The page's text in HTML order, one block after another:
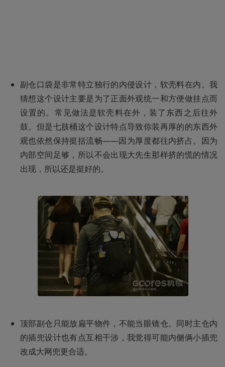
副仓口袋是非常特立独行的内侵设计，软壳料在内。我
猜想这个设计主要是为了正面外观统一和方便做挂点而
设置的。常见做法是软壳料在外，装了东西之后往外
鼓。但是七肢桶这个设计特点导致你装再厚的的东西外
观也依然保持挺括流畅——因为厚度都往内挤占。因为
内部空间足够，所以不会出现大先生那样挤的慌的情况
出现，所以还是挺好的。
顶部副仓只能放扁平物件，不能当眼镜仓。同时主仓内
的插兜设计也有点互相干涉，我觉得可能内侧俩小插兜
改成大网兜更合适。